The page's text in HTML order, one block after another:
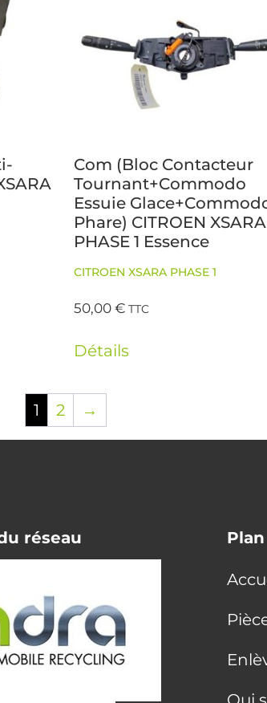
Com (Bloc Contacteur
Tournant+Commodo
Essuie
Phare) CITROEN XSARA
PHASE 1 Essence
CITROEN XSARA PHASE 1
50,00€ TTC
Détails
1 2 →
réseau